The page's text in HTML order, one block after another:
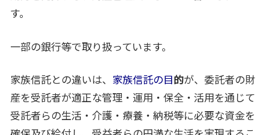
す。
一部の銀行等で取り扱っています。
家族信託との違いは、 家族信託の目的が、委託者の財
産を受託者が適正な管理・運用・保全・活用を通じて
受託者らの生活・介護・療養・納税等に必要な資金を